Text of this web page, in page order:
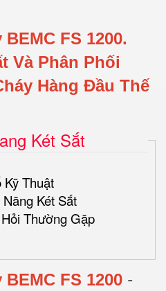
FS 1200.
Và Phân Phối
Hàng Đầu Thế
Két Sắt
Kỹ Thuật
Két Sắt
Thường Gặp
FS 1200 -